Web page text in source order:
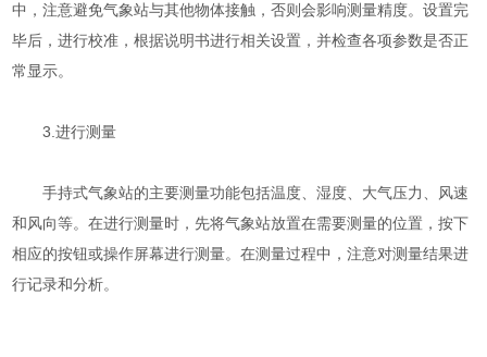
中，注意避免气象站与其他物体接触，否则会影响测量精度。设置完
毕后，进行校准，根据说明书进行相关设置，并检查各项参数是否正
常显示。
3.进行测量
手持式气象站的主要测量功能包括温度、湿度、大气压力、风速
和风向等。在进行测量时，先将气象站放置在需要测量的位置，按下
相应的按钮或操作屏幕进行测量。在测量过程中，注意对测量结果进
行记录和分析。